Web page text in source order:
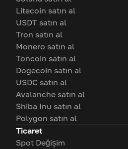
Litecoin satın al
USDT satın al
Tron satın al
Monero satın al
Toncoin satın al
Dogecoin satın al
USDC satın al
Avalanche satın al
Shiba Inu satın al
Polygon satın al
Ticaret
Spot Değişim